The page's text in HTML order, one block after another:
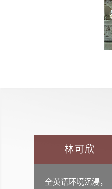
林可欣
全英语环境沉浸，